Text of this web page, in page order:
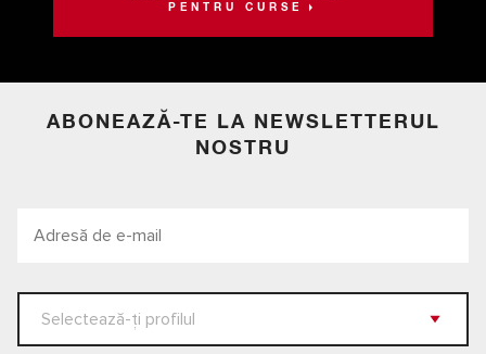
PENTRU CURSE
ABONEAZĂ-TE LA NEWSLETTERUL
NOSTRU